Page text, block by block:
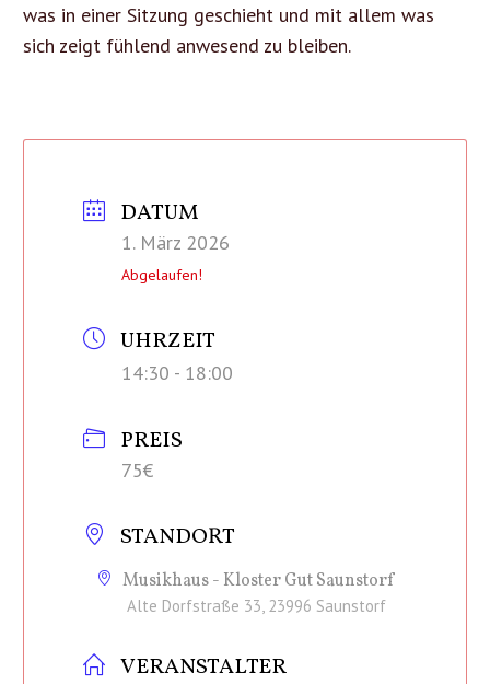
was in einer Sitzung geschieht und mit allem was
sich zeigt fühlend anwesend zu bleiben.
DATUM
1. März 2026
Abgelaufen!
UHRZEIT
14:30 - 18:00
PREIS
75€
STANDORT
Musikhaus - Kloster Gut Saunstorf
Alte Dorfstraße 33, 23996 Saunstorf
VERANSTALTER